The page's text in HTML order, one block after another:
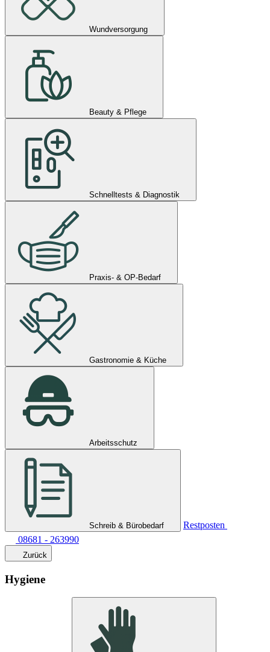
Wundversorgung
Beauty & Pflege
Schnelltests & Diagnostik
Praxis- & OP-Bedarf
Gastronomie & Küche
Arbeitsschutz
Schreib & Bürobedarf
Restposten
08681 - 263990
Zurück
Hygiene